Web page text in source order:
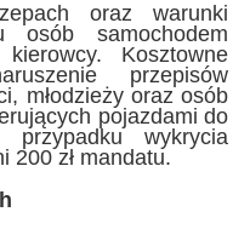
oraz warunki
osób samochodem
Kosztowne
przepisów
młodzieży oraz osób
pojazdami do
przypadku wykrycia
200 zł mandatu.